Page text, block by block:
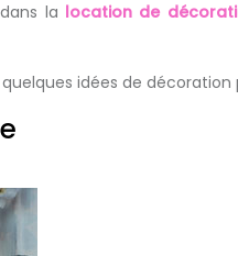
la location de
idées de